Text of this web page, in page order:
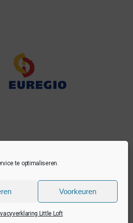
te optimaliseren.
Voorkeuren
Little Loft